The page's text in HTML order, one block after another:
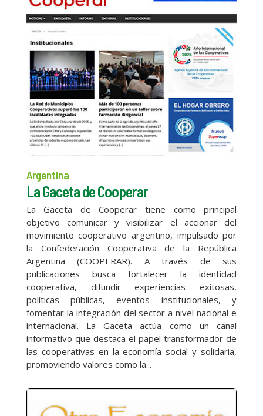
Argentina
La Gaceta de Cooperar
La Gaceta de Cooperar tiene como principal
objetivo comunicar y visibilizar el accionar del
movimiento cooperativo argentino, impulsado por
la Confederación Cooperativa de la República
Argentina (COOPERAR). A través de sus
publicaciones busca fortalecer la identidad
cooperativa, difundir experiencias exitosas,
políticas públicas, eventos institucionales, y
fomentar la integración del sector a nivel nacional e
internacional. La Gaceta actúa como un canal
informativo que destaca el papel transformador de
las cooperativas en la economía social y solidaria,
promoviendo valores como la...